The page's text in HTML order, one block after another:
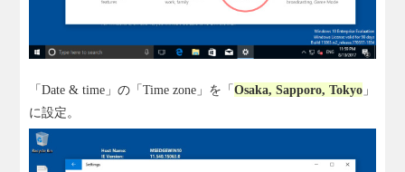
「Date & time」の「Time zone」を「Osaka, Sapporo, Tokyo 」
に設定。